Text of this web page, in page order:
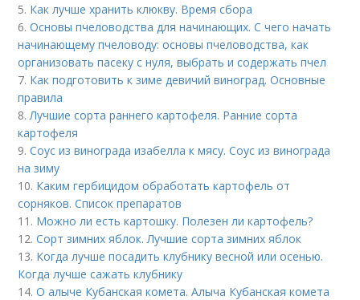
5. Как лучше хранить клюкву. Время сбора
6.Основы пчеловодства для начинающих. С чего начать
начинающему пчеловоду: основы пчеловодства, как
организовать пасеку с нуля, выбрать и содержать пчел
7. Как подготовить к зиме девичий виноград. Основные
правила
8.Лучшие сорта раннего картофеля. Ранние сорта
картофеля
9.Соус из винограда изабелла к мясу. Соус из винограда
на зиму
10. Каким гербицидом обработать картофель от
сорняков. Список препаратов
11. Можно ли есть картошку. Полезен ли картофель?
12.Сорт зимних яблок. Лучшие сорта зимних яблок
13. Когда лучше посадить клубнику весной или осенью.
Когда лучше сажать клубнику
14.О алыче Кубанская комета. Алыча Кубанская комета